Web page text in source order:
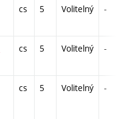
cs 5 Volitelný -
cs 5 Volitelný -
cs 5 Volitelný -